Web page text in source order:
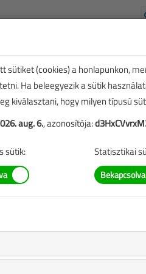
sütiket (cookies) a honlapunkon,
Ha beleegyezik a sütik
kiválasztani, hogy milyen típusú
aug. 6., azonosítója:
sütik: Statisztikai